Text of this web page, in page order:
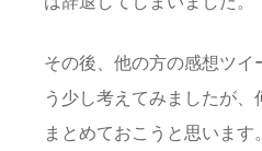
その後、他の方の感想ツイ
う少し考えてみましたが
まとめておこうと思います。